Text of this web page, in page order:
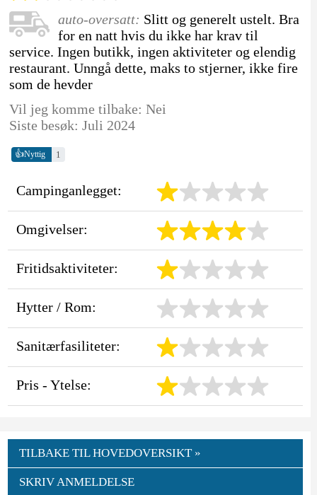
auto-oversatt: Slitt og generelt ustelt. Bra
for en natt hvis du ikke har krav til
service. Ingen butikk, ingen aktiviteter og elendig
restaurant. Unngå dette, maks to stjerner, ikke fire
som de hevder
Vil jeg komme tilbake: Nei
Siste besøk: Juli 2024
👍Nyttig 1
Campinganlegget:
Omgivelser:
Fritidsaktiviteter:
Hytter / Rom:
Sanitærfasiliteter:
Pris - Ytelse:
TILBAKE TIL HOVEDOVERSIKT »
SKRIV ANMELDELSE